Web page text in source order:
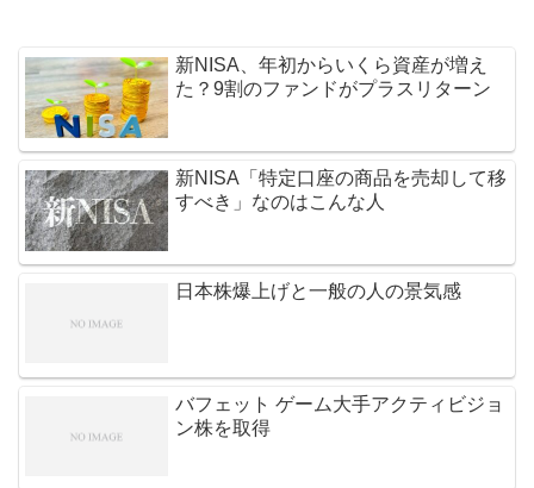
新NISA、年初からいくら資産が増え
た？9割のファンドがプラスリターン
新NISA「特定口座の商品を売却して移
すべき」なのはこんな人
日本株爆上げと一般の人の景気感
バフェット ゲーム大手アクティビジョ
ン株を取得